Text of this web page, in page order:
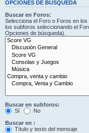
OPCIONES DE BÚSQUEDA
Buscar en Foros:
Selecciona el Foro o Foros en
los subforos seleccionando el
Opciones de búsqueda).
Buscar en subforos:
Sí
No
Buscar en :
Título y texto del mensaje